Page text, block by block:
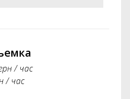
/ час
/ час